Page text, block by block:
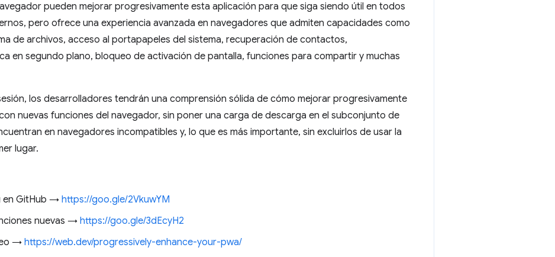
pueden mejorar progresivamente esta aplicación para que siga siendo útil en todos
pero ofrece una experiencia avanzada en navegadores que admiten capacidades como
de archivos, acceso al portapapeles del sistema, recuperación de contactos,
en segundo plano, bloqueo de activación de pantalla, funciones para compartir y muchas
los desarrolladores tendrán una comprensión sólida de cómo mejorar progresivamente
nuevas funciones del navegador, sin poner una carga de descarga en el subconjunto de
en navegadores incompatibles y, lo que es más importante, sin excluirlos de usar la
lugar.
en GitHub →https://goo.gle/2VkuwYM
nuevas → https://goo.gle/3dEcyH2
→ https://web.dev/progressively-enhance-your-pwa/